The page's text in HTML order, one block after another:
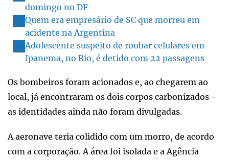
domingo no DF
Quem era empresário de SC que morreu em
acidente na Argentina
Adolescente suspeito de roubar celulares em
Ipanema, no Rio, é detido com 22 passagens
Os bombeiros foram acionados e, ao chegarem ao
local, já encontraram os dois corpos carbonizados -
as identidades ainda não foram divulgadas.
A aeronave teria colidido com um morro, de acordo
com a corporação. A área foi isolada e a Agência